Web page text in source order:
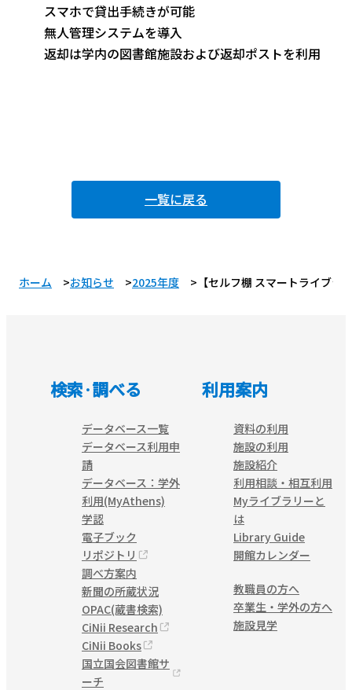
スマホで貸出手続きが可能
無人管理システムを導入
返却は学内の図書館施設および返却ポストを利用
一覧に戻る
ホーム お知らせ 2025年度 【セルフ棚 スマートライブ
検索·調べる
データベース一覧
データベース利用申
請
データベース：学外
利用(MyAthens)
学認
電子ブック
リポジトリ
調べ方案内
新聞の所蔵状況
OPAC(蔵書検索)
CiNii Research
CiNii Books
国立国会図書館サ
ーチ
利用案内
資料の利用
施設の利用
施設紹介
利用相談・相互利用
Myライブラリーと
は
Library Guide
開館カレンダー
教職員の方へ
卒業生・学外の方へ
施設見学